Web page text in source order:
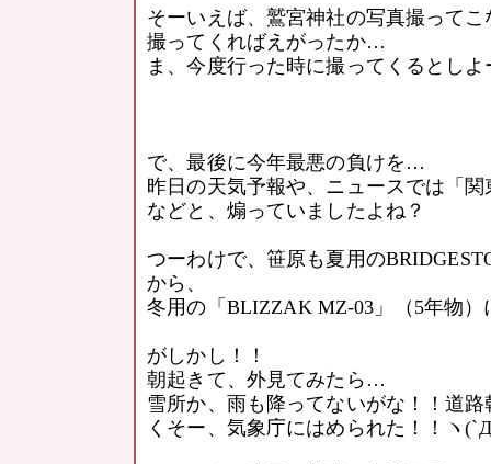
そーいえば、鷲宮神社の写真撮って
撮ってくればえがったか…
ま、今度行った時に撮ってくるとしよ
で、最後に今年最悪の負けを…
昨日の天気予報や、ニュースでは「
などと、煽っていましたよね？
つーわけで、笹原も夏用の
から、
冬用の「BLIZZAK MZ-03」（5年物）
がしかし！！
朝起きて、外見てみたら…
雪所か、雨も降ってないがな！！道
くそー、気象庁にはめられた！！ヽ